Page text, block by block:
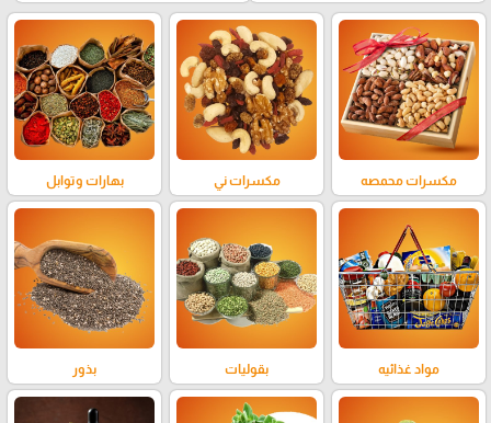
مكسرات محمصه مكسرات ني بهارات وتوابل
مواد غذائيه بقوليات بذور